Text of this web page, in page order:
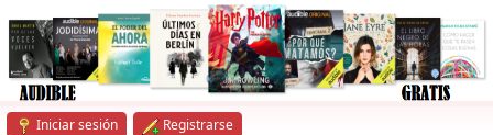
Iniciar sesión Registrarse